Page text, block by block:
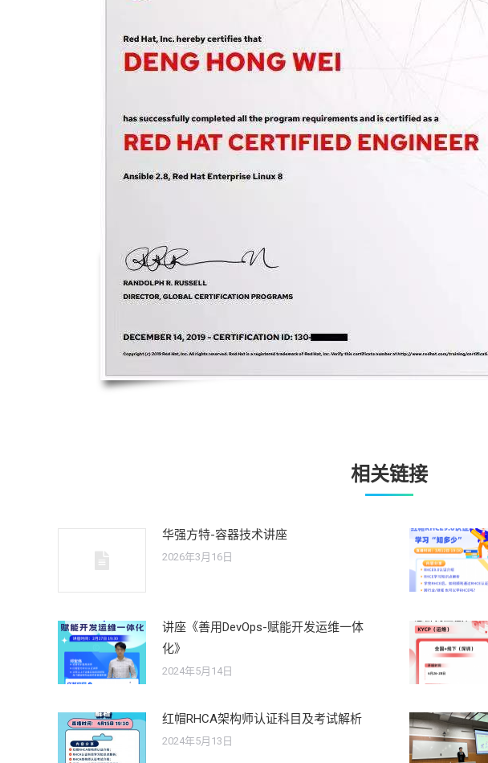
相关链接
华强方特-容器技术讲座
2026年3月16日
讲座《善用DevOps-赋能开发运维一体
化》
2024年5月14日
红帽RHCA架构师认证科目及考试解析
2024年5月13日